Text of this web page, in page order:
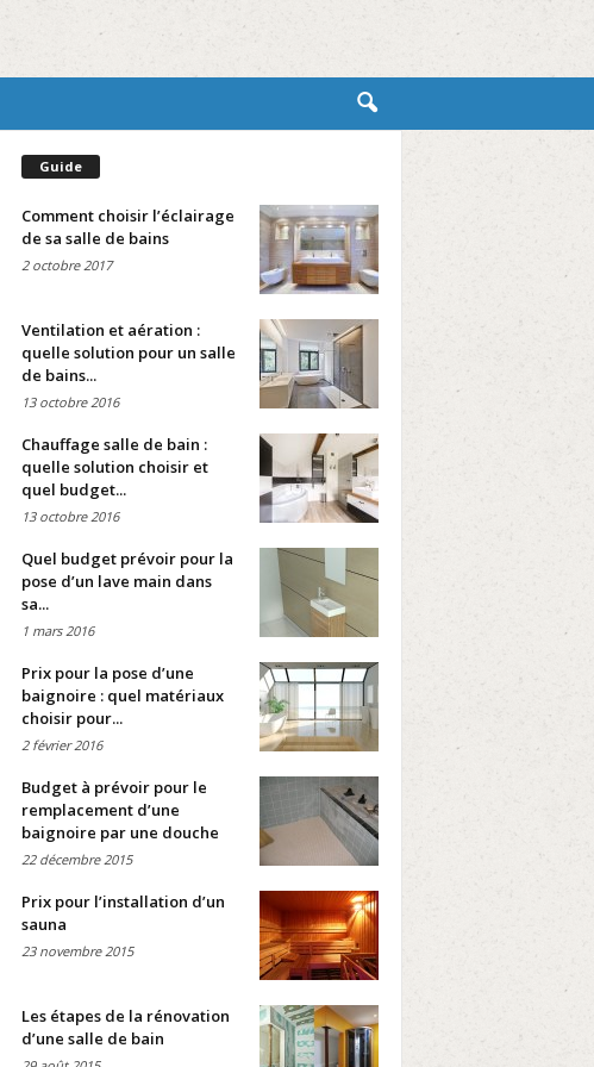
Guide
Comment choisir l’éclairage
de sa salle de bains
2 octobre 2017
Ventilation et aération :
quelle solution pour un salle
de bains...
13 octobre 2016
Chauffage salle de bain :
quelle solution choisir et
quel budget...
13 octobre 2016
Quel budget prévoir pour la
pose d’un lave main dans
sa...
1 mars 2016
Prix pour la pose d’une
baignoire : quel matériaux
choisir pour...
2 février 2016
Budget à prévoir pour le
remplacement d’une
baignoire par une douche
22 décembre 2015
Prix pour l’installation d’un
sauna
23 novembre 2015
Les étapes de la rénovation
d’une salle de bain